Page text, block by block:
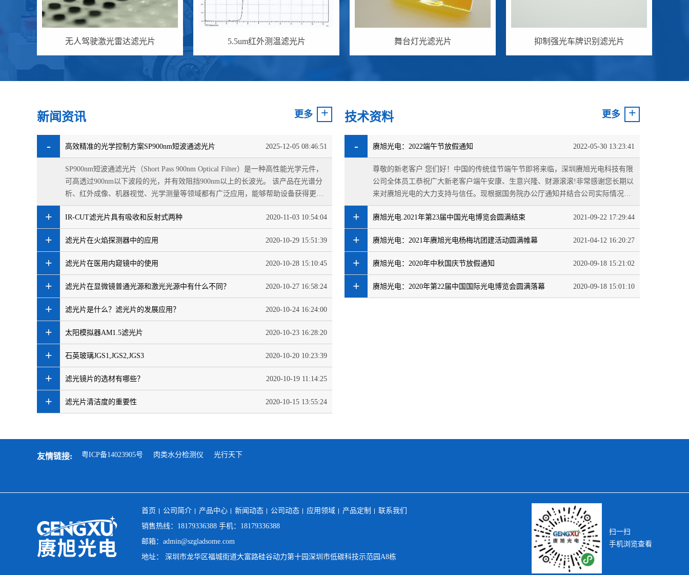
无人驾驶激光雷达滤光片 5.5um红外测温滤光片 舞台灯光滤光片 抑制强光车牌识别滤光片
新闻资讯 更多 +
- 2025-12-05 08:46:51
高效精准的光学控制方案SP900nm短波通滤光片
SP900nm短波通滤光片（Short Pass 900nm Optical Filter）是一种高性能光学元件，
可高透过900nm以下波段的光，并有效阻挡900nm以上的长波光。 该产品在光谱分
析、红外成像、机器视觉、光学测量等领域都有广泛应用，能够帮助设备获得更精
准的光学信号...
+ 2020-11-03 10:54:04
IR-CUT滤光片具有吸收和反射式两种
+ 2020-10-29 15:51:39
滤光片在火焰探测器中的应用
+ 2020-10-28 15:10:45
滤光片在医用内窥镜中的使用
+ 2020-10-27 16:58:24
滤光片在显微镜普通光源和激光光源中有什么不同？
+ 2020-10-24 16:24:00
滤光片是什么？滤光片的发展应用？
+ 2020-10-23 16:28:20
太阳模拟器AM1.5滤光片
+ 2020-10-20 10:23:39
石英玻璃JGS1,JGS2,JGS3
+ 2020-10-19 11:14:25
滤光镜片的选材有哪些？
+ 2020-10-15 13:55:24
滤光片清洁度的重要性
技术资料 更多 +
- 2022-05-30 13:23:41
赓旭光电：2022端午节放假通知
尊敬的新老客户 您们好！中国的传统佳节端午节即将来临，深圳赓旭光电科技有限
公司全体员工恭祝广大新老客户端午安康、生意兴隆、财源滚滚!非常感谢您长期以
来对赓旭光电的大力支持与信任。现根据国务院办公厅通知并结合公司实际情况，
2022端午节放假通知如下：1、6月3日-6...
+ 2021-09-22 17:29:44
赓旭光电.2021年第23届中国光电博览会圆满结束
+ 2021-04-12 16:20:27
赓旭光电：2021年赓旭光电杨梅坑团建活动圆满帷幕
+ 2020-09-18 15:21:02
赓旭光电：2020年中秋国庆节放假通知
+ 2020-09-18 15:01:10
赓旭光电：2020年第22届中国国际光电博览会圆满落幕
友情链接: 粤ICP备14023905号 肉类水分检测仪 光行天下
首页 公司简介 产品中心 新闻动态 公司动态 应用领域 产品定制
联系我们
销售热线：18179336388 手机：18179336388
邮箱：admin@szgladsome.com
地址： 深圳市龙华区福城街道大富路硅谷动力第十园深圳市低碳科技示范园A8栋
扫一扫
手机浏览查看